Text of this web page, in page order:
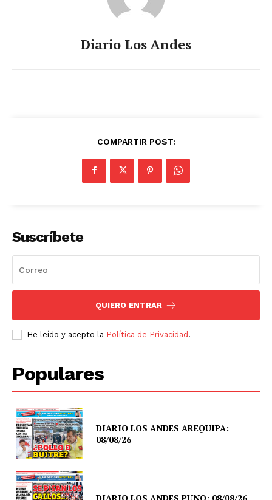
Diario Los Andes
COMPARTIR POST:
Suscríbete
QUIERO ENTRAR
He leído y acepto la Política de Privacidad.
Populares
DIARIO LOS ANDES AREQUIPA:
08/08/26
DIARIO LOS ANDES PUNO: 08/08/26